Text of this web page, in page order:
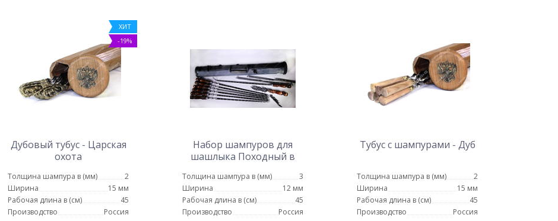
ХИТ
-19%
Дубовый тубус - Царская
охота
Толщина шампура в (мм)
2
Ширина
15 мм
Рабочая длина в (см)
45
Производство
Россия
Набор шампуров для
шашлыка Походный в
Толщина шампура в (мм)
3
Ширина
12 мм
Рабочая длина в (см)
45
Производство
Россия
Тубус с шампурами - Дуб
Толщина шампура в (мм)
2
Ширина
15 мм
Рабочая длина в (см)
45
Производство
Россия